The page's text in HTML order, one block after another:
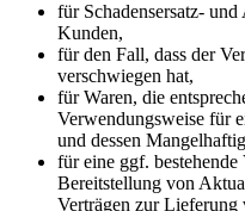
für Schadensersatz-
Kunden,
für den Fall, dass der
verschwiegen hat,
für Waren, die
Verwendungsweise für
und dessen
für eine ggf.
Bereitstellung von
Verträgen zur Lieferung